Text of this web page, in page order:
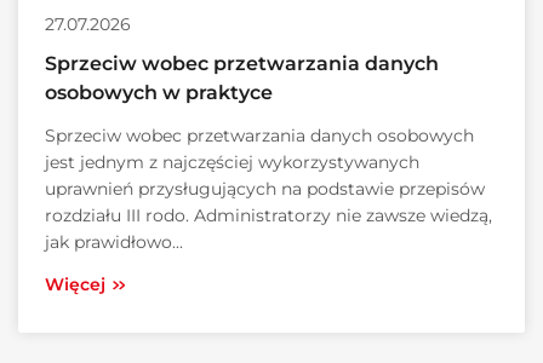
27.07.2026
Sprzeciw wobec przetwarzania danych
osobowych w praktyce
Sprzeciw wobec przetwarzania danych osobowych
jest jednym z najczęściej wykorzystywanych
uprawnień przysługujących na podstawie przepisów
rozdziału III rodo. Administratorzy nie zawsze wiedzą,
jak prawidłowo...
Więcej